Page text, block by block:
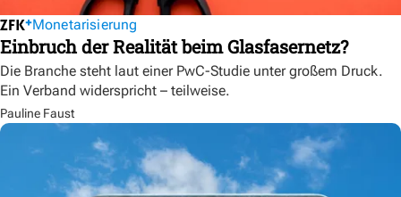
Monetarisierung
Einbruch der Realität beim Glasfasernetz?
Die Branche steht laut einer PwC-Studie unter großem Druck.
Ein Verband widerspricht – teilweise.
Pauline Faust